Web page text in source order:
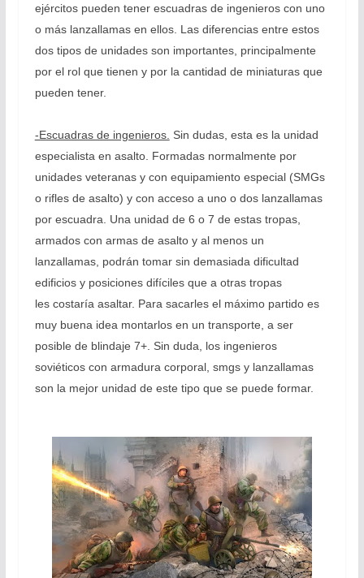
ejércitos pueden tener escuadras de ingenieros con uno
o más lanzallamas en ellos. Las diferencias entre estos
dos tipos de unidades son importantes, principalmente
por el rol que tienen y por la cantidad de miniaturas que
pueden tener.
-Escuadras de ingenieros. Sin dudas, esta es la unidad
especialista en asalto. Formadas normalmente por
unidades veteranas y con equipamiento especial (SMGs
o rifles de asalto) y con acceso a uno o dos lanzallamas
por escuadra. Una unidad de 6 o 7 de estas tropas,
armados con armas de asalto y al menos un
lanzallamas, podrán tomar sin demasiada dificultad
edificios y posiciones difíciles que a otras tropas
les costaría asaltar. Para sacarles el máximo partido es
muy buena idea montarlos en un transporte, a ser
posible de blindaje 7+. Sin duda, los ingenieros
soviéticos con armadura corporal, smgs y lanzallamas
son la mejor unidad de este tipo que se puede formar.